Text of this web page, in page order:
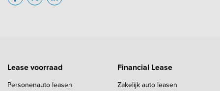
Lease voorraad
Personenauto leasen
Financial Lease
Zakelijk auto leasen